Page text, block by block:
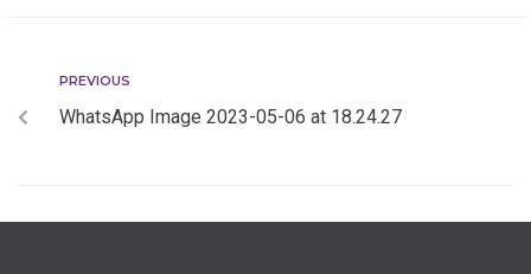
PREVIOUS
WhatsApp Image 2023-05-06 at 18.24.27